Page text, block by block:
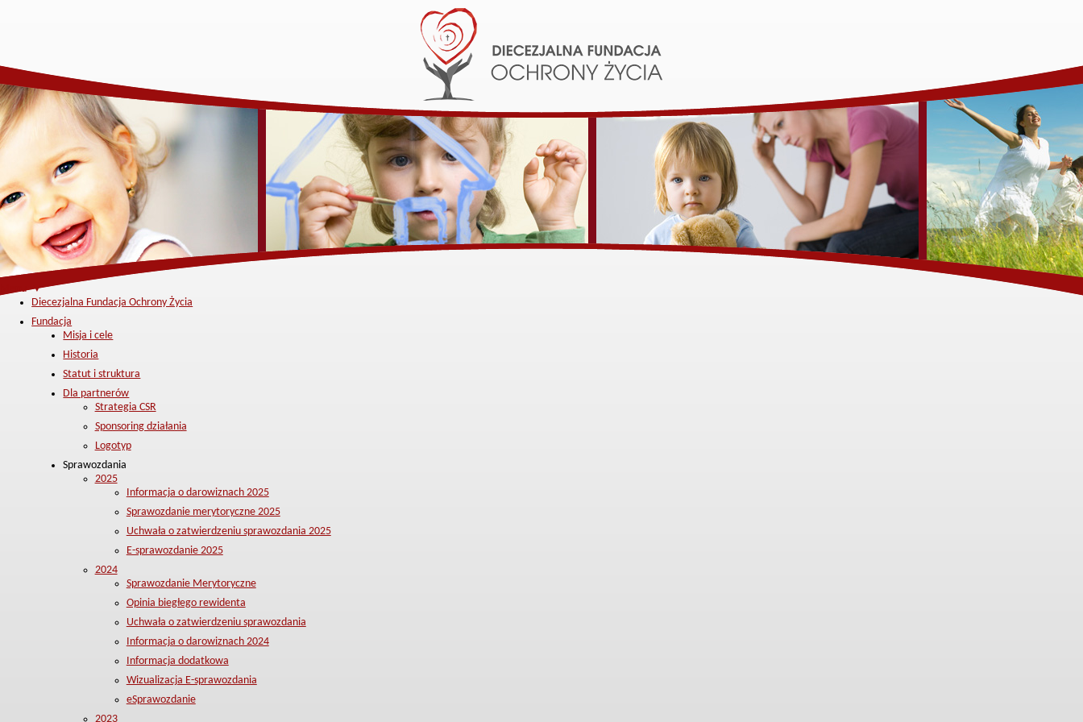
Menu ▼
Diecezjalna Fundacja Ochrony Życia
Fundacja
Misja i cele
Historia
Statut i struktura
Dla partnerów
Strategia CSR
Sponsoring działania
Logotyp
Sprawozdania
2025
Informacja o darowiznach 2025
Sprawozdanie merytoryczne 2025
Uchwała o zatwierdzeniu sprawozdania 2025
E-sprawozdanie 2025
2024
Sprawozdanie Merytoryczne
Opinia biegłego rewidenta
Uchwała o zatwierdzeniu sprawozdania
Informacja o darowiznach 2024
Informacja dodatkowa
Wizualizacja E-sprawozdania
eSprawozdanie
2023